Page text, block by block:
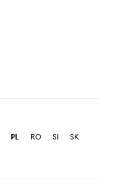
PL RO SI
SK